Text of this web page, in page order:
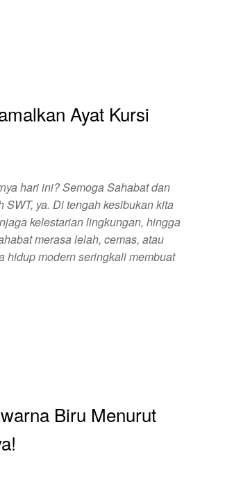
Ayat Kursi
hari ini? Semoga Sahabat dan
ya. Di tengah kesibukan kita
kelestarian lingkungan, hingga
merasa lelah, cemas, atau
hidup modern seringkali membuat
Biru Menurut